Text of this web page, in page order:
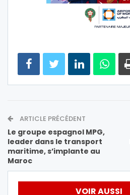
ARTICLE PRÉCÉDENT
Le groupe espagnol MPG,
leader dans le transport
maritime, s’implante au
Maroc
VOIR AUSSI